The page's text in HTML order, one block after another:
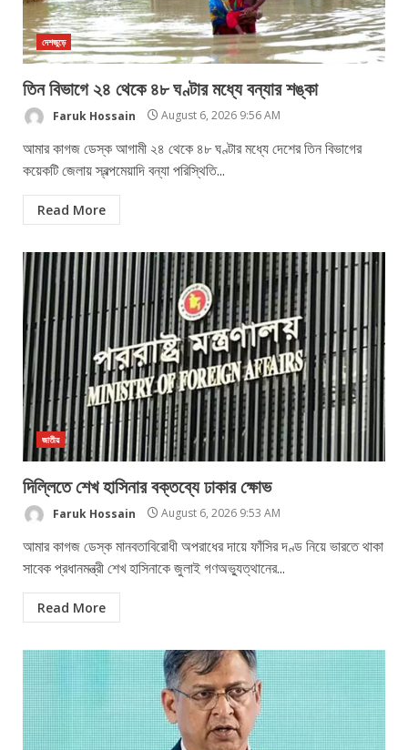
দেশজুড়ে
তিন বিভাগে ২৪ থেকে ৪৮ ঘণ্টার মধ্যে বন্যার শঙ্কা
Faruk Hossain August 6, 2026 9:56 AM
আমার কাগজ ডেস্ক আগামী ২৪ থেকে ৪৮ ঘণ্টার মধ্যে দেশের তিন বিভাগের
কয়েকটি জেলায় স্বল্পমেয়াদি বন্যা পরিস্থিতি...
Read More
জাতীয়
দিল্লিতে শেখ হাসিনার বক্তব্যে ঢাকার ক্ষোভ
Faruk Hossain August 6, 2026 9:53 AM
আমার কাগজ ডেস্ক মানবতাবিরোধী অপরাধের দায়ে ফাঁসির দণ্ড নিয়ে ভারতে থাকা
সাবেক প্রধানমন্ত্রী শেখ হাসিনাকে জুলাই গণঅভ্যুত্থানের...
Read More